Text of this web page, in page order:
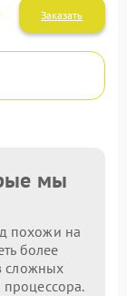
мы
похожи на
более
сложных
процессора.